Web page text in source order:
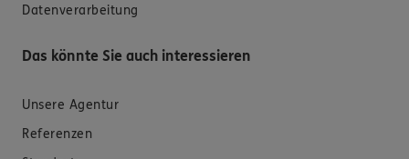
Datenverarbeitung
Das könnte Sie auch interessieren
Unsere Agentur
Referenzen